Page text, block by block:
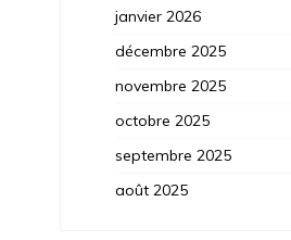
janvier 2026
décembre 2025
novembre 2025
octobre 2025
septembre 2025
août 2025